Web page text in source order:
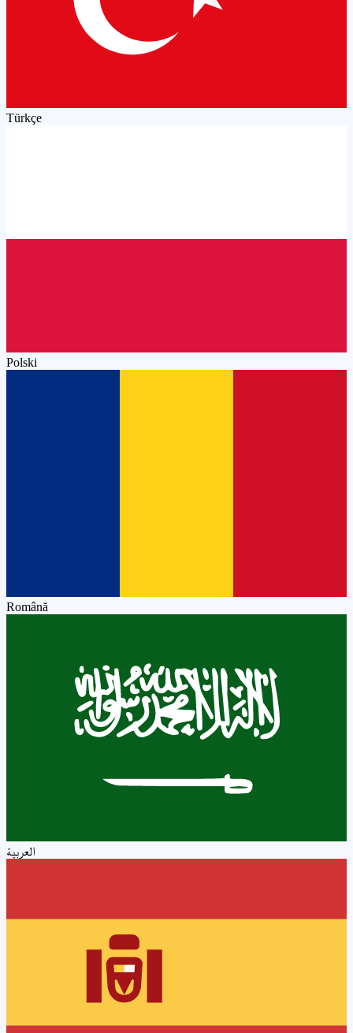
Türkçe
Polski
Română
العربية